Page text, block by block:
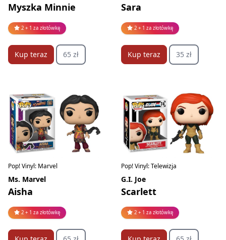
Myszka Minnie
2 + 1 za złotówkę
Kup teraz 65 zł
Sara
2 + 1 za złotówkę
Kup teraz 35 zł
Pop! Vinyl: Marvel
Ms. Marvel
Aisha
2 + 1 za złotówkę
Pop! Vinyl: Telewizja
G.I. Joe
Scarlett
2 + 1 za złotówkę